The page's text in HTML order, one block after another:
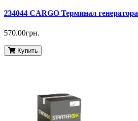
234044 CARGO Терминал генератора
570.00грн.
Купить